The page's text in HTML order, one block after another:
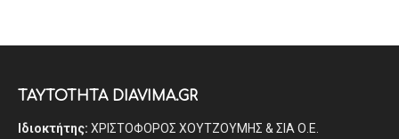
ΤΑΥΤΟΤΗΤΑ DIAVIMA.GR
Ιδιοκτήτης: ΧΡΙΣΤΟΦΟΡΟΣ ΧΟΥΤΖΟΥΜΗΣ & ΣΙΑ Ο.Ε.